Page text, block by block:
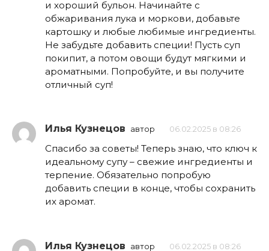
и хороший бульон. Начинайте с
обжаривания лука и моркови, добавьте
картошку и любые любимые ингредиенты.
Не забудьте добавить специи! Пусть суп
покипит, а потом овощи будут мягкими и
ароматными. Попробуйте, и вы получите
отличный суп!
Илья Кузнецов автор 06.02.2025 в 08:26
Спасибо за советы! Теперь знаю, что ключ к
идеальному супу – свежие ингредиенты и
терпение. Обязательно попробую
добавить специи в конце, чтобы сохранить
их аромат.
Илья Кузнецов автор 06.02.2025 в 08:26